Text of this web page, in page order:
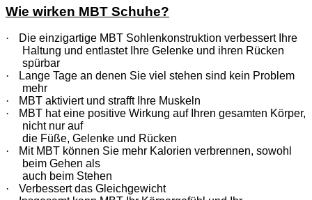
Wie wirken MBT Schuhe?
·
Die einzigartige MBT Sohlenkonstruktion verbessert Ihre
Haltung und entlastet Ihre Gelenke und ihren Rücken
spürbar
·
Lange Tage an denen Sie viel stehen sind kein Problem
mehr
·
MBT aktiviert und strafft Ihre Muskeln
·
MBT hat eine positive Wirkung auf Ihren gesamten Körper,
nicht nur auf
die Füße, Gelenke und Rücken
·
Mit MBT können Sie mehr Kalorien verbrennen, sowohl
beim Gehen als
auch beim Stehen
·
Verbessert das Gleichgewicht